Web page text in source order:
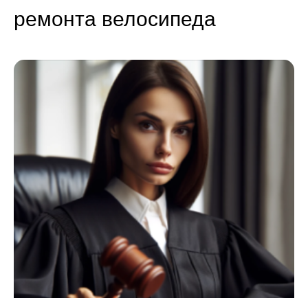
ремонта велосипеда